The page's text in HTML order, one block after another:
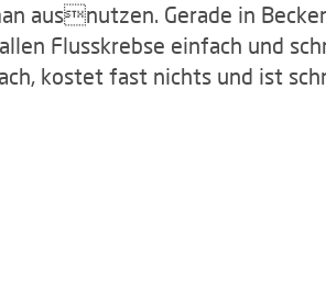
ausnutzen. Gerade in
Flusskrebse einfach und
kostet fast nichts und ist